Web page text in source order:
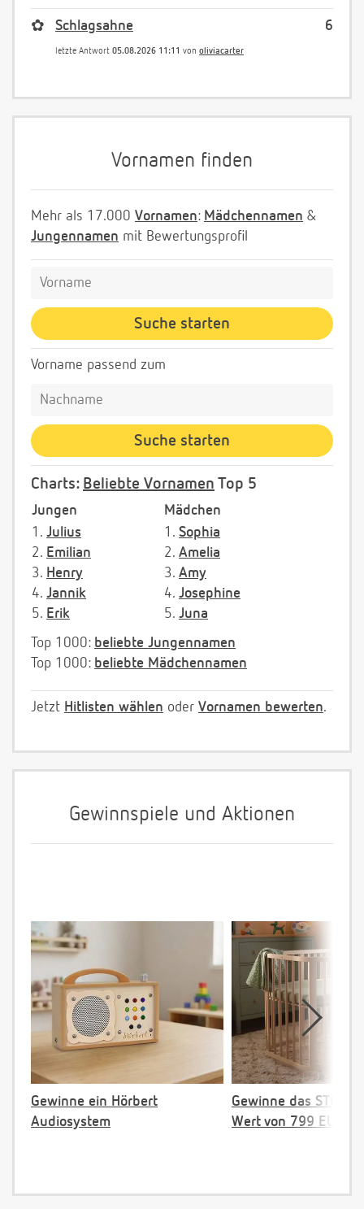
6
✿ Schlagsahne
letzte Antwort 05.08.2026 11:11 von oliviacarter
Vornamen finden
Mehr als 17.000 Vornamen: Mädchennamen &
Jungennamen mit Bewertungsprofil
Vorname passend zum
Charts: Beliebte Vornamen Top 5
Jungen
Mädchen
1. Julius
2. Emilian
3. Henry
4. Jannik
5. Erik
1. Sophia
2. Amelia
3. Amy
4. Josephine
5. Juna
Top 1000: beliebte Jungennamen
Top 1000: beliebte Mädchennamen
Jetzt Hitlisten wählen oder Vornamen bewerten.
Gewinnspiele und Aktionen
Gewinne ein Hörbert
Audiosystem
Gewinne das
Wert von 799 EUR